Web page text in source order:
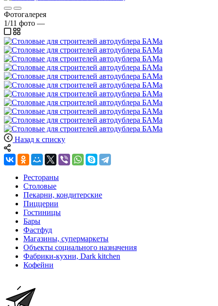
Фотогалерея
1/11 фото —
Назад к списку
Рестораны
Столовые
Пекарни, кондитерские
Пиццерии
Гостиницы
Бары
Фастфуд
Магазины, супермаркеты
Объекты социального назначения
Фабрики-кухни, Dark kitchen
Кофейни